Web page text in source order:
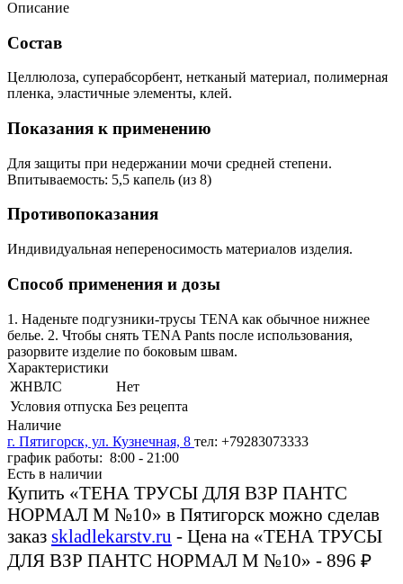
Описание
Состав
Целлюлоза, суперабсорбент, нетканый материал, полимерная
пленка, эластичные элементы, клей.
Показания к применению
Для защиты при недержании мочи средней степени.
Впитываемость: 5,5 капель (из 8)
Противопоказания
Индивидуальная непереносимость материалов изделия.
Способ применения и дозы
1. Наденьте подгузники-трусы TENA как обычное нижнее
белье. 2. Чтобы снять TENA Pants после использования,
разорвите изделие по боковым швам.
Характеристики
ЖНВЛС
Нет
Условия отпуска Без рецепта
Наличие
г. Пятигорск, ул. Кузнечная, 8 тел: +79283073333
график работы: 8:00 - 21:00
Есть в наличии
Купить «ТЕНА ТРУСЫ ДЛЯ ВЗР ПАНТС
НОРМАЛ М №10» в Пятигорск можно сделав
заказ skladlekarstv.ru - Цена на «ТЕНА ТРУСЫ
ДЛЯ ВЗР ПАНТС НОРМАЛ М №10» - 896 ₽